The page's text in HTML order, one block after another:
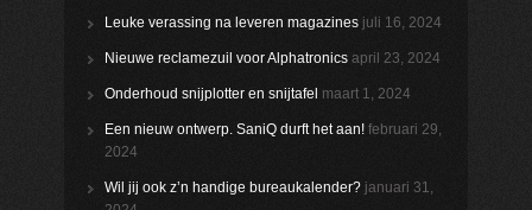
Leuke verassing na leveren magazines juli 16, 2024
Nieuwe reclamezuil voor Alphatronics april 23, 2024
Onderhoud snijplotter en snijtafel maart 1, 2024
Een nieuw ontwerp. SaniQ durft het aan! februari 29,
2024
Wil jij ook z’n handige bureaukalender? januari 31,